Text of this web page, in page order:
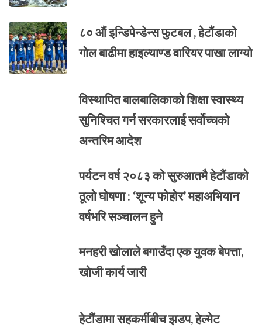
८० औं इन्डिपेन्डेन्स फुटबल , हेटौंडाको
गोल बाढीमा हाइल्याण्ड वारियर पाखा लाग्यो
विस्थापित बालबालिकाको शिक्षा स्वास्थ्य
सुनिश्चित गर्न सरकारलाई सर्वोच्चको
अन्तरिम आदेश
पर्यटन वर्ष २०८३ को सुरुआतमै हेटौंडाको
ठूलो घोषणा : ‘शून्य फोहोर’ महाअभियान
वर्षभरि सञ्चालन हुने
मनहरी खोलाले बगाउँदा एक युवक बेपत्ता,
खोजी कार्य जारी
हेटौंडामा सहकर्मीबीच झडप, हेल्मेट